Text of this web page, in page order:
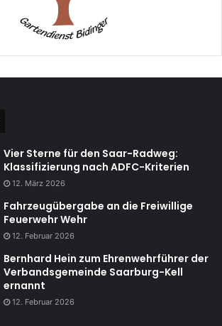
Vier Sterne für den Saar-Radweg:
Klassifizierung nach ADFC-Kriterien
12. März 2026
Fahrzeugübergabe an die Freiwillige
Feuerwehr Wehr
12. Februar 2026
Bernhard Hein zum Ehrenwehrführer der
Verbandsgemeinde Saarburg-Kell
ernannt
12. Februar 2026